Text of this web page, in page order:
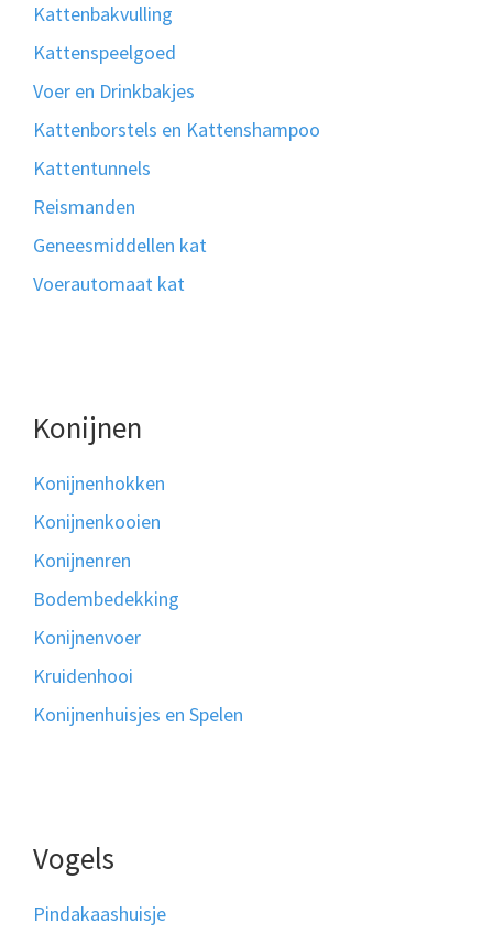
Kattenbakvulling
Kattenspeelgoed
Voer en Drinkbakjes
Kattenborstels en Kattenshampoo
Kattentunnels
Reismanden
Geneesmiddellen kat
Voerautomaat kat
Konijnen
Konijnenhokken
Konijnenkooien
Konijnenren
Bodembedekking
Konijnenvoer
Kruidenhooi
Konijnenhuisjes en Spelen
Vogels
Pindakaashuisje